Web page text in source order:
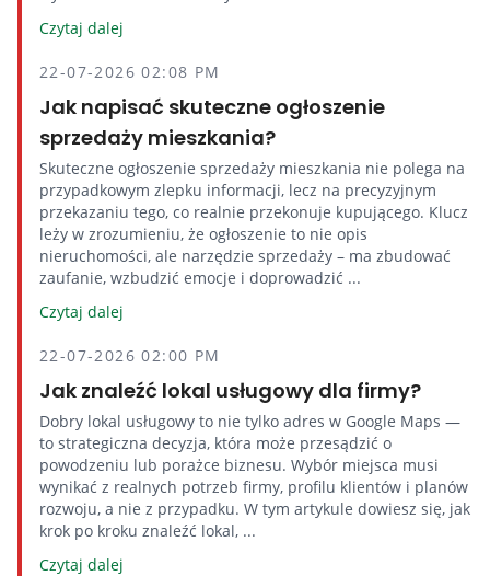
Czytaj dalej
22-07-2026 02:08 PM
Jak napisać skuteczne ogłoszenie
sprzedaży mieszkania?
Skuteczne ogłoszenie sprzedaży mieszkania nie polega na
przypadkowym zlepku informacji, lecz na precyzyjnym
przekazaniu tego, co realnie przekonuje kupującego. Klucz
leży w zrozumieniu, że ogłoszenie to nie opis
nieruchomości, ale narzędzie sprzedaży – ma zbudować
zaufanie, wzbudzić emocje i doprowadzić ...
Czytaj dalej
22-07-2026 02:00 PM
Jak znaleźć lokal usługowy dla firmy?
Dobry lokal usługowy to nie tylko adres w Google Maps —
to strategiczna decyzja, która może przesądzić o
powodzeniu lub porażce biznesu. Wybór miejsca musi
wynikać z realnych potrzeb firmy, profilu klientów i planów
rozwoju, a nie z przypadku. W tym artykule dowiesz się, jak
krok po kroku znaleźć lokal, ...
Czytaj dalej